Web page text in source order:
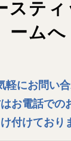
ステ
ームへ
軽にお問い
お電話での
け付けており